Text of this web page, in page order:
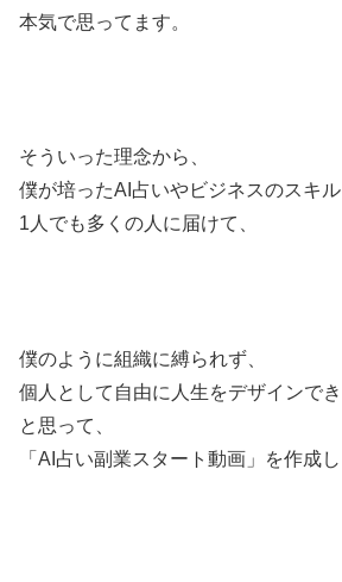
本気で思ってます。
そういった理念から、
僕が培ったAI占いやビジネスのスキ
1人でも多くの人に届けて、
僕のように組織に縛られず、
個人として自由に人生をデザインで
と思って、
「AI占い副業スタート動画」を作成し